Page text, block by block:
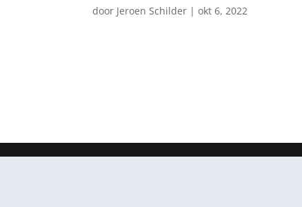
door Jeroen Schilder |okt 6, 2022